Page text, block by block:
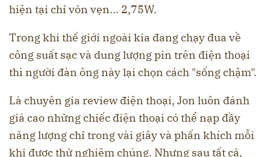
hiện tại chỉ vỏn vẹn... 2,75W.
Trong khi thế giới ngoài kia đang chạy đua về
công suất sạc và dung lượng pin trên điện thoại
thì người đàn ông này lại chọn cách "sống chậm".
Là chuyên gia review điện thoại, Jon luôn đánh
giá cao những chiếc điện thoại có thể nạp đầy
năng lượng chỉ trong vài giây và phấn khích mỗi
khi được thử nghiệm chúng. Nhưng sau tất cả,